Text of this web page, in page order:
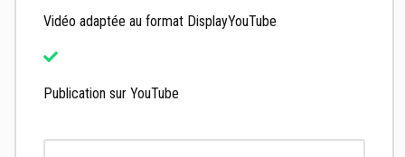
Vidéo adaptée au format DisplayYouTube
Publication sur YouTube